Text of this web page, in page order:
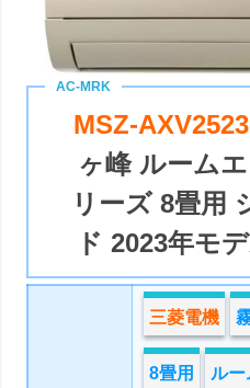
MSZ-
ヶ峰 ルーム
リーズ 8畳用
ド 2023年モ
三菱電機
8畳用 ルー